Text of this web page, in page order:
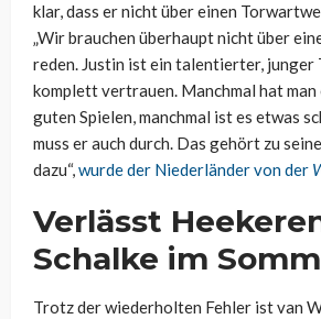
klar, dass er nicht über einen
„Wir brauchen überhaupt nicht über
reden. Justin ist ein talentierter, junger
komplett vertrauen. Manchmal hat
guten Spielen, manchmal ist es etwas
muss er auch durch. Das gehört zu
dazu“,wurde der Niederländer von der
Verlässt
Schalke im
Trotz der wiederholten Fehler ist van